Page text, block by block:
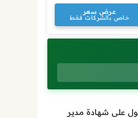
عرض سعر
خاص بالشركات فقط
على شهادة مدير